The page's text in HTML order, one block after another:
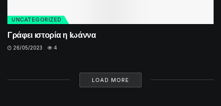
UNCATEGORIZED
Γράφει ιστορία η Ιωάννα
26/05/2023 4
LOAD MORE